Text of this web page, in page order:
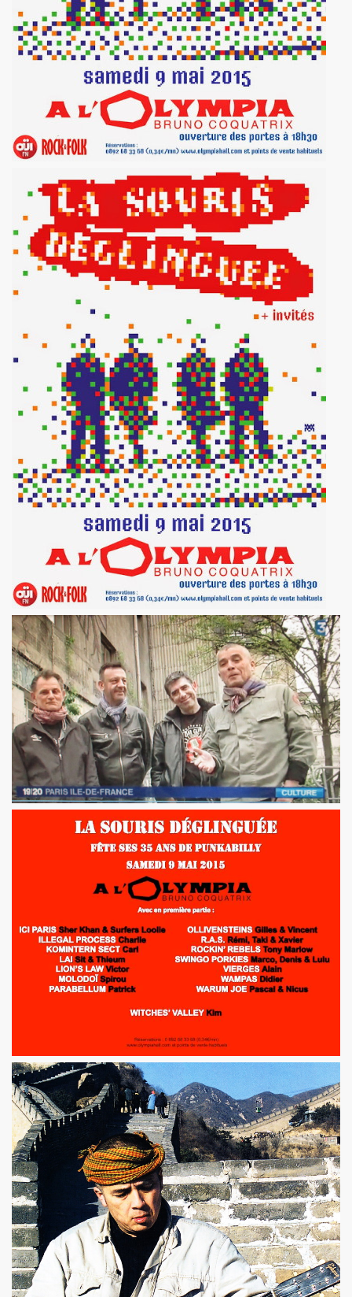
TOUR" de JOHNNY HALLYDAY le 16 juin 2013 a
CHIC" par JEAN ERIC PERRIN ("ROCK AND FOLK",
de MARIE FRANCE par CHRISTIAN LEBRUN dans
jouent l'album "39 DE FIEVRE" le 18 mai 2013 au
jouent l'album "39 DE FIEVRE" a SOS RECORDING a
FEMME le 14 mai 2013 a la FNAC FORUM des
de LA FEMME : chronique de l'album CD.
de DICK RIVERS : au CASINO DE PARIS 2011, à
de SEBASTIEN LIFSHITZ : impressions.
au BATACLAN (Paris) : compte rendu.
L'OBJECTIF DE PIERRE ET GILLES — Photos et
dit DANIEL DARC, le 14 mars 2013 a PARIS.
(mars 2013).
le magazine papier "GONZAI" numero 1 (janvier
CHAMFORT et ses invitees le 30 janvier 2013 au
le 11 decembre 2012 a l'OLYMPIA (Paris) : compte
CHENNEVIERE and Friends le 8 novembre 2012 a
“First Comes The Night”) le 12 octobre 2012 au GRAND
REX et JEAN-PIERRE MADER a Villeneuve (oct.
CLUB (Paris) : compte rendu.
SUGAR AND TIGER, EFFELLO ET LES
et 12 decembre 2012 a BERLIN.
DE MOI" (2012), film-serie de STEVE CATIEAU.
(juillet et aout 2012).
DUVALL : les deux font la paire" ("La Libre Belgique", 14
les 15, 16 et 17 juin 2012 au STADE DE FRANCE (Saint-
2012 a L'INTERNATIONAL (Paris).
& JEAN-MARC LEDERMAN) : l'album "ROMANIA"
et BENJAMIN SCHOOS le 9 mai 2012 au RESERVOIR
detaillee du nouveau CD et du show 2012.
des Arts et des Lettres par FREDERIC MITTERRAND,
avril 2012).
le 21 mars 2012 au BOTANIQUE - LA ROTONDE
dans "ACCORDEON et ACCORDEONISTES" (avril
"KISS" de MARIE FRANCE ET LES FANTOMES dans
(Paris) : compte rendu.
album de PHANTOM Featuring MARIE FRANCE.
(MIAM MONSTER MIAM), avec LES EXPERTS